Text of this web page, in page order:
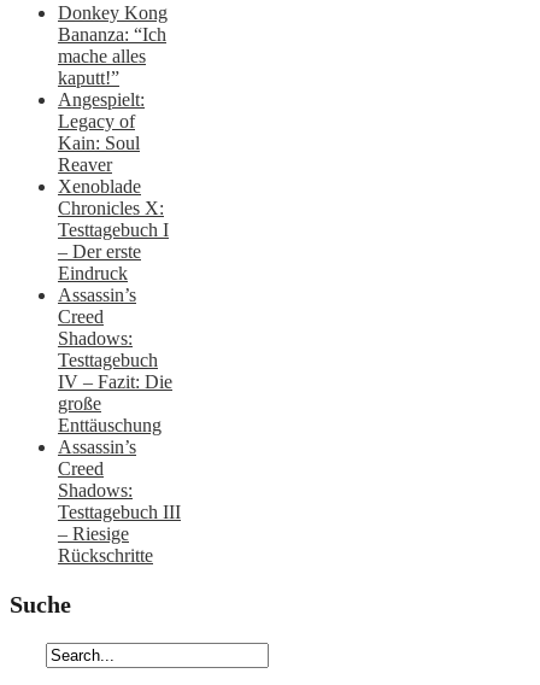
Donkey Kong
Bananza: “Ich
mache alles
kaputt!”
Angespielt:
Legacy of
Kain: Soul
Reaver
Xenoblade
Chronicles X:
Testtagebuch I
– Der erste
Eindruck
Assassin’s
Creed
Shadows:
Testtagebuch
IV – Fazit: Die
große
Enttäuschung
Assassin’s
Creed
Shadows:
Testtagebuch III
– Riesige
Rückschritte
Suche